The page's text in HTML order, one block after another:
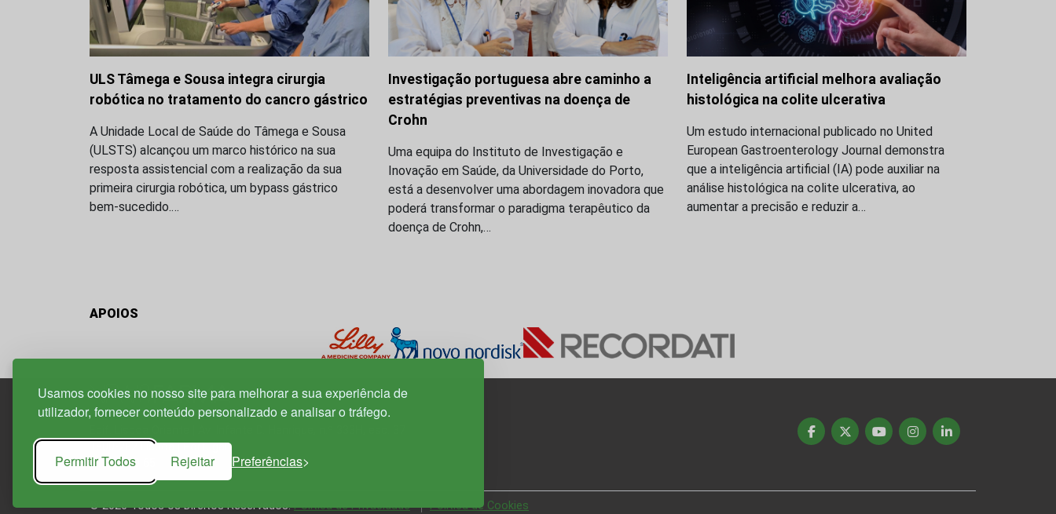
Usamos cookies no nosso site para melhorar a sua experiência de
utilizador, fornecer conteúdo personalizado e analisar o tráfego.
Permitir Todos Rejeitar Preferências
ULS Tâmega e Sousa integra cirurgia
robótica no tratamento do cancro gástrico
A Unidade Local de Saúde do Tâmega e Sousa
(ULSTS) alcançou um marco histórico na sua
resposta assistencial com a realização da sua
primeira cirurgia robótica, um bypass gástrico
bem-sucedido.…
Investigação portuguesa abre caminho a
estratégias preventivas na doença de
Crohn
Uma equipa do Instituto de Investigação e
Inovação em Saúde, da Universidade do Porto,
está a desenvolver uma abordagem inovadora que
poderá transformar o paradigma terapêutico da
doença de Crohn,…
Inteligência artificial melhora avaliação
histológica na colite ulcerativa
Um estudo internacional publicado no United
European Gastroenterology Journal demonstra
que a inteligência artificial (IA) pode auxiliar na
análise histológica na colite ulcerativa, ao
aumentar a precisão e reduzir a…
APOIOS
1800-282 Lisboa | Portugal
21 850 40 65
© 2026 Todos os Direitos Reservados.Política de Privacidade Política de Cookies